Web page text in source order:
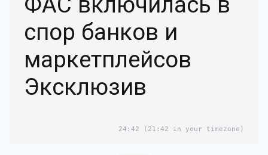
спор банков и
маркетплейсов
Эксклюзив
24:42 (21:42 in your timezone)